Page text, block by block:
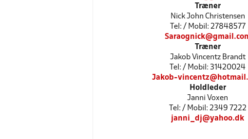
Træner
Nick John Christensen
Tel: / Mobil: 27848577
Træner
Jakob Vincentz Brandt
Tel: / Mobil: 31420024
Jakob-
Holdleder
Janni Voxen
Tel: / Mobil: 2349 7222
janni_dj@yahoo.dk